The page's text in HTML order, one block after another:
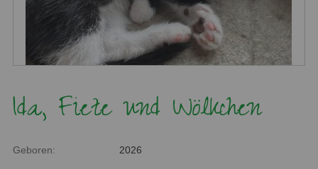
Ida, Fiete und Wölkchen
Geboren: 2026